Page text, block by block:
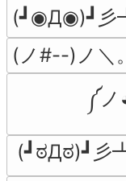
(┛◉Д◉)┛
(ノ#--)ノ＼
༼
(┛ಠДಠ)┛